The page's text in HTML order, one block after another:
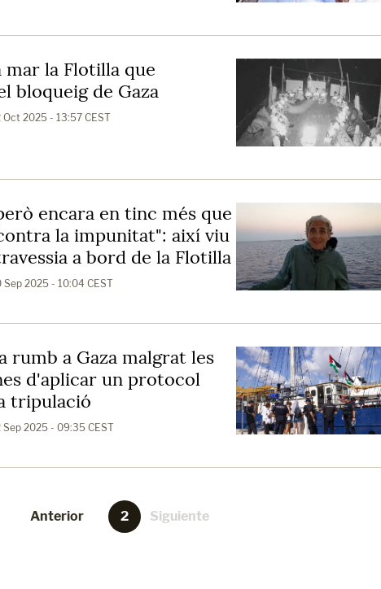
mar la Flotilla que
bloqueig de Gaza
Oct 2025 - 13:57 CEST
encara en tinc més que
la impunitat": així viu
a bord de la Flotilla
Sep 2025 - 10:04 CEST
rumb a Gaza malgrat les
d'aplicar un protocol
tripulació
Sep 2025 - 09:35 CEST
Anterior 2 Siguiente